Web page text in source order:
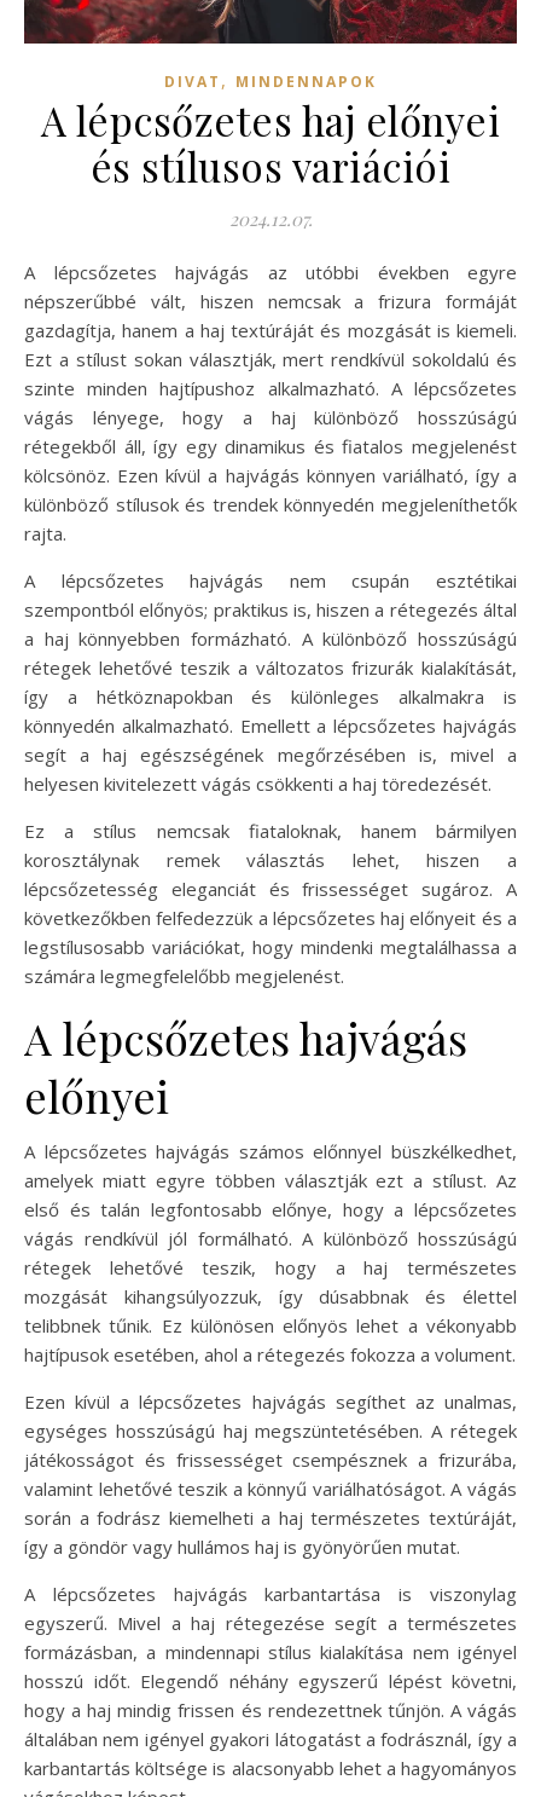
DIVAT , MINDENNAPOK
A lépcsőzetes haj előnyei
és stílusos variációi
2024.12.07.
A lépcsőzetes hajvágás az utóbbi években egyre
népszerűbbé vált, hiszen nemcsak a frizura formáját
gazdagítja, hanem a haj textúráját és mozgását is kiemeli.
Ezt a stílust sokan választják, mert rendkívül sokoldalú és
szinte minden hajtípushoz alkalmazható. A lépcsőzetes
vágás lényege, hogy a haj különböző hosszúságú
rétegekből áll, így egy dinamikus és fiatalos megjelenést
kölcsönöz. Ezen kívül a hajvágás könnyen variálható, így a
különböző stílusok és trendek könnyedén megjeleníthetők
rajta.
A lépcsőzetes hajvágás nem csupán esztétikai
szempontból előnyös; praktikus is, hiszen a rétegezés által
a haj könnyebben formázható. A különböző hosszúságú
rétegek lehetővé teszik a változatos frizurák kialakítását,
így a hétköznapokban és különleges alkalmakra is
könnyedén alkalmazható. Emellett a lépcsőzetes hajvágás
segít a haj egészségének megőrzésében is, mivel a
helyesen kivitelezett vágás csökkenti a haj töredezését.
Ez a stílus nemcsak fiataloknak, hanem bármilyen
korosztálynak remek választás lehet, hiszen a
lépcsőzetesség eleganciát és frissességet sugároz. A
következőkben felfedezzük a lépcsőzetes haj előnyeit és a
legstílusosabb variációkat, hogy mindenki megtalálhassa a
számára legmegfelelőbb megjelenést.
A lépcsőzetes hajvágás
előnyei
A lépcsőzetes hajvágás számos előnnyel büszkélkedhet,
amelyek miatt egyre többen választják ezt a stílust. Az
első és talán legfontosabb előnye, hogy a lépcsőzetes
vágás rendkívül jól formálható. A különböző hosszúságú
rétegek lehetővé teszik, hogy a haj természetes
mozgását kihangsúlyozzuk, így dúsabbnak és élettel
telibbnek tűnik. Ez különösen előnyös lehet a vékonyabb
hajtípusok esetében, ahol a rétegezés fokozza a volument.
Ezen kívül a lépcsőzetes hajvágás segíthet az unalmas,
egységes hosszúságú haj megszüntetésében. A rétegek
játékosságot és frissességet csempésznek a frizurába,
valamint lehetővé teszik a könnyű variálhatóságot. A vágás
során a fodrász kiemelheti a haj természetes textúráját,
így a göndör vagy hullámos haj is gyönyörűen mutat.
A lépcsőzetes hajvágás karbantartása is viszonylag
egyszerű. Mivel a haj rétegezése segít a természetes
formázásban, a mindennapi stílus kialakítása nem igényel
hosszú időt. Elegendő néhány egyszerű lépést követni,
hogy a haj mindig frissen és rendezettnek tűnjön. A vágás
általában nem igényel gyakori látogatást a fodrásznál, így a
karbantartás költsége is alacsonyabb lehet a hagyományos